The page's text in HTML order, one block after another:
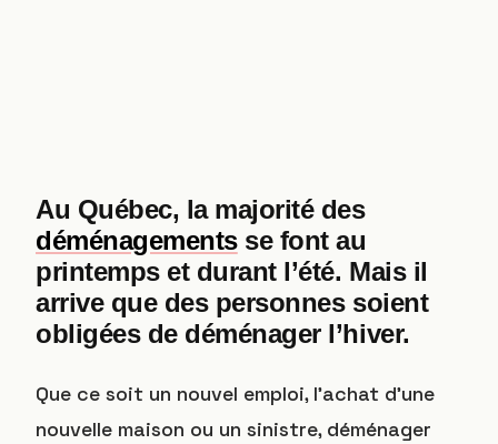
Au Québec, la majorité des
déménagementsse font au
printemps et durant l’été. Mais il
arrive que des personnes soient
obligées de déménager l’hiver.
Que ce soit un nouvel emploi, l’achat d’une
nouvelle maison ou un sinistre, déménager